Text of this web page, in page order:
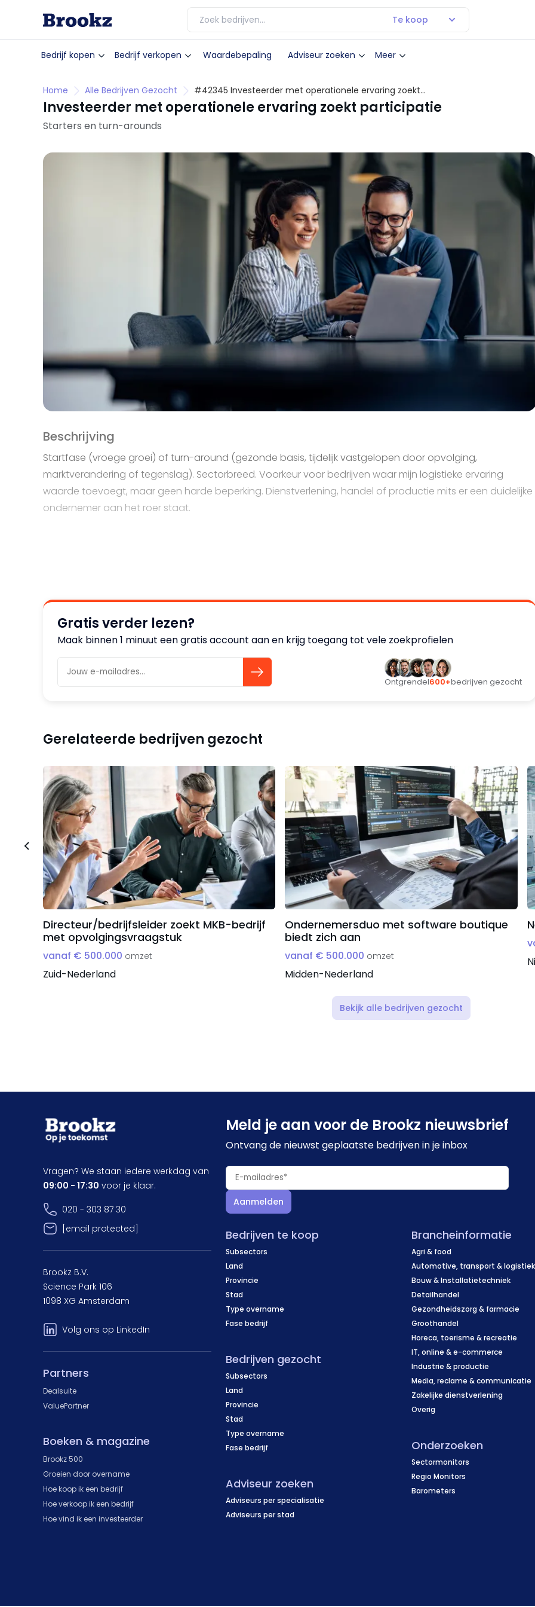
Te koop
Bedrijf kopen Bedrijf verkopen Waardebepaling Adviseur zoeken Meer
Home Alle Bedrijven Gezocht
#42345 Investeerder met operationele ervaring zoekt
participatie
Investeerder met operationele ervaring zoekt participatie
Starters en turn-arounds
Beschrijving
Startfase (vroege groei) of turn-around (gezonde basis, tijdelijk vastgelopen door opvolging,
marktverandering of tegenslag). Sectorbreed. Voorkeur voor bedrijven waar mijn logistieke ervaring
waarde toevoegt, maar geen harde beperking. Dienstverlening, handel of productie mits er een duidelijke
ondernemer aan het roer staat.
Gratis verder lezen?
Maak binnen 1 minuut een gratis account aan en krijg toegang tot vele zoekprofielen
Ontgrendel600+bedrijven gezocht
Gerelateerde bedrijven gezocht
Directeur/bedrijfsleider zoekt MKB-bedrijf
met opvolgingsvraagstuk
vanaf € 500.000 omzet
Zuid-Nederland
Ondernemersduo met software boutique
biedt zich aan
vanaf € 500.000 omzet
Midden-Nederland
Bekijk alle bedrijven gezocht
Meld je aan voor de Brookz nieuwsbrief
Ontvang de nieuwst geplaatste bedrijven in je inbox
Aanmelden
Bedrijven te koop
Subsectors
Land
Provincie
Stad
Type overname
Fase bedrijf
Bedrijven gezocht
Subsectors
Land
Provincie
Stad
Type overname
Fase bedrijf
Adviseur zoeken
Adviseurs per specialisatie
Adviseurs per stad
Brancheinformatie
Agri & food
Automotive, transport & logistiek
Bouw & Installatietechniek
Detailhandel
Gezondheidszorg & farmacie
Groothandel
Horeca, toerisme & recreatie
IT, online & e-commerce
Industrie & productie
Media, reclame & communicatie
Zakelijke dienstverlening
Overig
Onderzoeken
Sectormonitors
Regio Monitors
Barometers
Vragen? We staan iedere werkdag van
09:00 - 17:30 voor je klaar.
020 - 303 87 30
[email protected]
Brookz B.V.
Science Park 106
1098 XG Amsterdam
Volg ons op LinkedIn
Partners
Dealsuite
ValuePartner
Boeken & magazine
Brookz 500
Groeien door overname
Hoe koop ik een bedrijf
Hoe verkoop ik een bedrijf
Hoe vind ik een investeerder